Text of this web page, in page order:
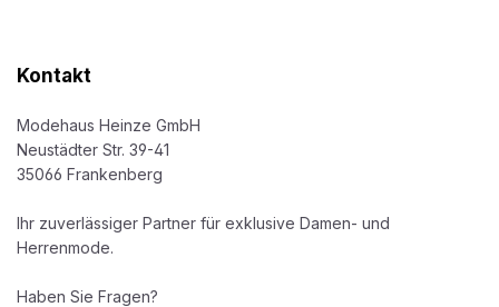
Kontakt
Modehaus Heinze GmbH
Neustädter Str. 39-41
35066 Frankenberg
Ihr zuverlässiger Partner für exklusive Damen- und
Herrenmode.
Haben Sie Fragen?